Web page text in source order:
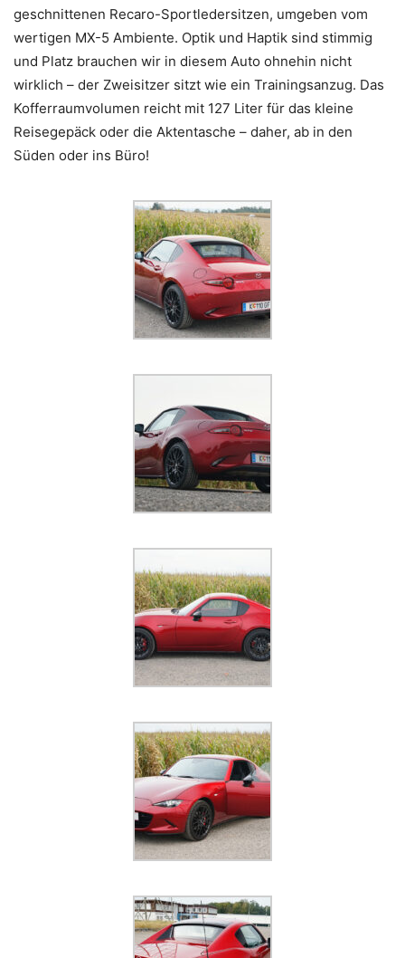
geschnittenen Recaro-Sportledersitzen, umgeben vom
wertigen MX-5 Ambiente. Optik und Haptik sind stimmig
und Platz brauchen wir in diesem Auto ohnehin nicht
wirklich – der Zweisitzer sitzt wie ein Trainingsanzug. Das
Kofferraumvolumen reicht mit 127 Liter für das kleine
Reisegepäck oder die Aktentasche – daher, ab in den
Süden oder ins Büro!